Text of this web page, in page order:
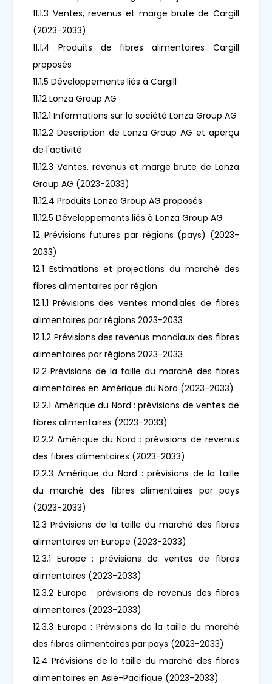
11.1.3 Ventes, revenus et marge brute de Cargill
(2023-2033)
11.1.4 Produits de fibres alimentaires Cargill
proposés
11.1.5 Développements liés à Cargill
11.12 Lonza Group AG
11.12.1 Informations sur la société Lonza Group AG
11.12.2 Description de Lonza Group AG et aperçu
de l'activité
11.12.3 Ventes, revenus et marge brute de Lonza
Group AG (2023-2033)
11.12.4 Produits Lonza Group AG proposés
11.12.5 Développements liés à Lonza Group AG
12 Prévisions futures par régions (pays) (2023-
2033)
12.1 Estimations et projections du marché des
fibres alimentaires par région
12.1.1 Prévisions des ventes mondiales de fibres
alimentaires par régions 2023-2033
12.1.2 Prévisions des revenus mondiaux des fibres
alimentaires par régions 2023-2033
12.2 Prévisions de la taille du marché des fibres
alimentaires en Amérique du Nord (2023-2033)
12.2.1 Amérique du Nord : prévisions de ventes de
fibres alimentaires (2023-2033)
12.2.2 Amérique du Nord : prévisions de revenus
des fibres alimentaires (2023-2033)
12.2.3 Amérique du Nord : prévisions de la taille
du marché des fibres alimentaires par pays
(2023-2033)
12.3 Prévisions de la taille du marché des fibres
alimentaires en Europe (2023-2033)
12.3.1 Europe : prévisions de ventes de fibres
alimentaires (2023-2033)
12.3.2 Europe : prévisions de revenus des fibres
alimentaires (2023-2033)
12.3.3 Europe : Prévisions de la taille du marché
des fibres alimentaires par pays (2023-2033)
12.4 Prévisions de la taille du marché des fibres
alimentaires en Asie-Pacifique (2023-2033)